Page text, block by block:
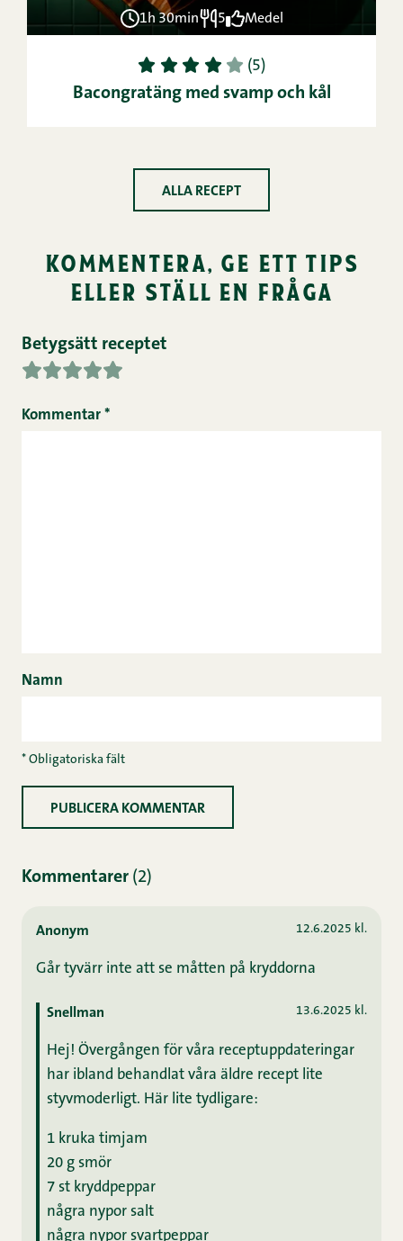
1h 30min 5 Medel
1 2 3 4 5 (5)
Bacongratäng med svamp och kål
ALLA RECEPT
kommentera, ge ett tips
eller ställ en fråga
Betygsätt receptet
Kommentar *
Namn
* Obligatoriska fält
Kommentarer (2)
Anonym 12.6.2025 kl.
Går tyvärr inte att se måtten på kryddorna
Snellman 13.6.2025 kl.
Hej! Övergången för våra receptuppdateringar
har ibland behandlat våra äldre recept lite
styvmoderligt. Här lite tydligare:
1 kruka timjam
20 g smör
7 st kryddpeppar
några nypor salt
några nypor svartpeppar